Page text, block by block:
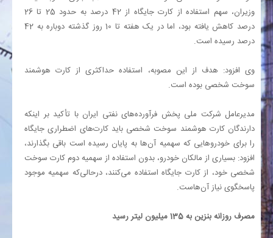
وزیران، سهم استفاده از کارت جایگاه از 42 درصد به حدود 25 تا 26
درصد کاهش یافته بود، اما در یک هفته تا 10 روز گذشته دوباره به 42
درصد رسیده است.
وی افزود: هدف از این مصوبه، استفاده حداکثری از کارت هوشمند
سوخت شخصی بوده است.
مدیرعامل شرکت ملی پخش فرآورده‌های نفتی ایران با تأکید بر اینکه
دارندگان کارت هوشمند سوخت شخصی باید کارت‌های اضطراری جایگاه
را برای خودروهایی که سهمیه آن‌ها به پایان رسیده است باقی بگذارند،
افزود: بسیاری از مالکان خودرو، بدون استفاده از سهمیه دوم کارت سوخت
شخصی خود، از کارت جایگاه استفاده می‌کنند، درحالی‌که سهمیه موجود
پاسخگوی نیاز آن‌هاست.
مصرف روزانه بنزین به 135 میلیون لیتر رسید